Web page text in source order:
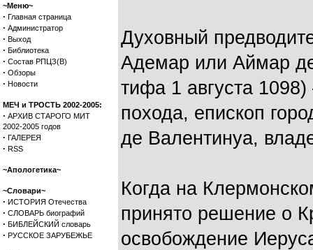
~Меню~
· Главная страница
· Администратор
· Выход
· Библиотека
· Состав РПЦЗ(В)
· Обзоры
· Новости
МЕЧ и ТРОСТЬ 2002-2005:
· АРХИВ СТАРОГО МИТ
2002-2005 годов
· ГАЛЕРЕЯ
· RSS
~Апологетика~
~Словари~
· ИСТОРИЯ Отечества
· СЛОВАРЬ биографий
· БИБЛЕЙСКИЙ словарь
· РУССКОЕ ЗАРУБЕЖЬЕ
Духовный
Адемар или Аймар
тифа 1 августа
похода, епископ
де Валентинуа,
Когда на
принято решение о
освобождение